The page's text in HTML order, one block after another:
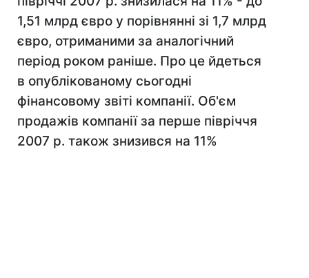
1,51 млрд євро у порівнянні зі 1,7 млрд
євро, отриманими за аналогічний
період роком раніше. Про це йдеться
в опублікованому сьогодні
фінансовому звіті компанії. Об'єм
продажів компанії за перше півріччя
2007 р. також знизився на 11%